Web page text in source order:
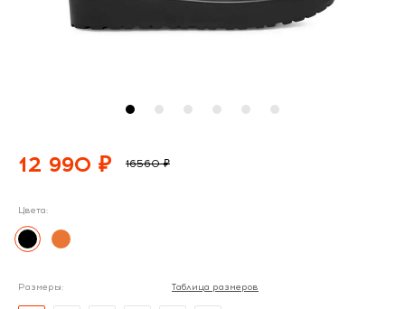
12 990 ₽ 16560 ₽
Цвета:
Размеры: Таблица размеров